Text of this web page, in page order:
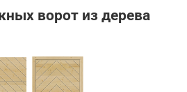
ворот из дерева